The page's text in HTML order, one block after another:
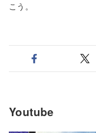
こう。
Youtube